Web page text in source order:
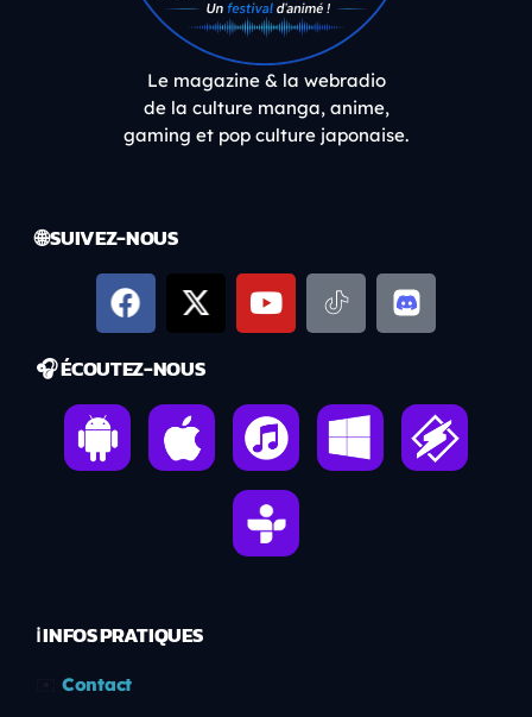
Le magazine & la webradio
de la culture manga, anime,
gaming et pop culture japonaise.
🌐 SUIVEZ-NOUS
🎧 ÉCOUTEZ-NOUS
ℹ️ INFOS PRATIQUES
Contact